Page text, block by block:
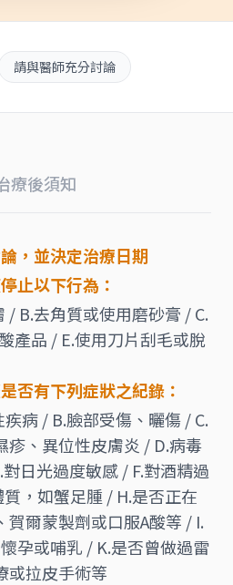
請與醫師充分討論
療後須知
，並決定治療日期
止以下行為：
/ B.去角質或使用磨砂膏 / C.
產品 / E.使用刀片刮毛或脫
否有下列症狀之紀錄：
病 / B.臉部受傷、曬傷 / C.
疹、異位性皮膚炎 / D.病毒
日光過度敏感 / F.對酒精過
，如蟹足腫 / H.是否正在
賀爾蒙製劑或口服A酸等 / I.
孕或哺乳 / K.是否曾做過雷
或拉皮手術等